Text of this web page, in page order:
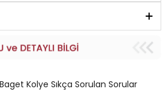
Kolye Sıkça Sorulan Sorular